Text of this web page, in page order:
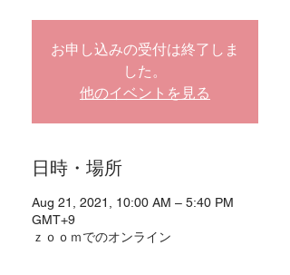
お申し込みの受付は終了しま
した。
他のイベントを見る
日時・場所
Aug 21, 2021, 10:00 AM – 5:40 PM
GMT+9
ｚｏｏｍでのオンライン